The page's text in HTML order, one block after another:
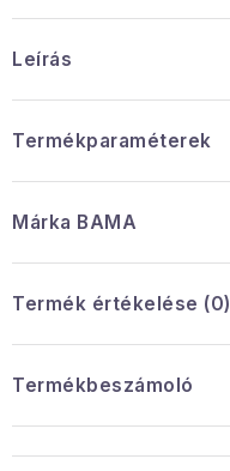
Leírás
Termékparaméterek
Márka BAMA
Termék értékelése (0)
Termékbeszámoló